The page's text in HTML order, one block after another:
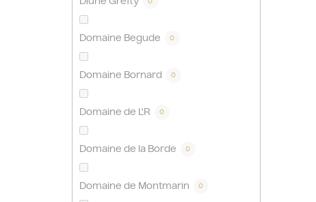
Domaine Begude 0
Domaine Bornard 0
Domaine de L'R 0
Domaine de la Borde 0
Domaine de Montmarin 0